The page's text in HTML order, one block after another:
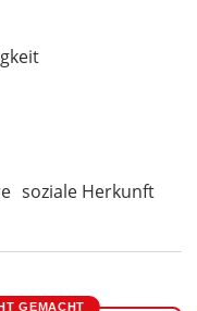
soziale Herkunft
GEMACHT